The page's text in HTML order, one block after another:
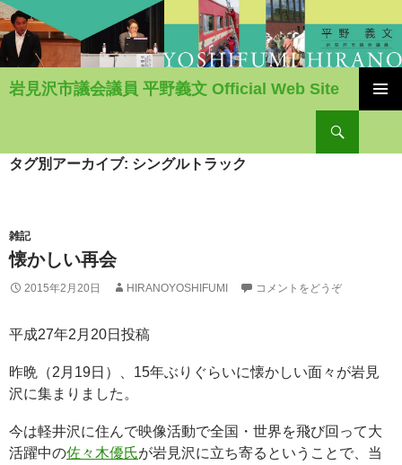
岩見沢市議会議員 平野義文 Official Web Site
ン
動
タグ別アーカイブ: シングルトラック
雑記
懐かしい再会
2015年2月20日 HIRANOYOSHIFUMI コメントをどうぞ
平成27年2月20日投稿
昨晩（2月19日）、15年ぶりぐらいに懐かしい面々が岩見
沢に集まりました。
今は軽井沢に住んで映像活動で全国・世界を飛び回って大
活躍中の佐々木優氏が岩見沢に立ち寄るということで、当